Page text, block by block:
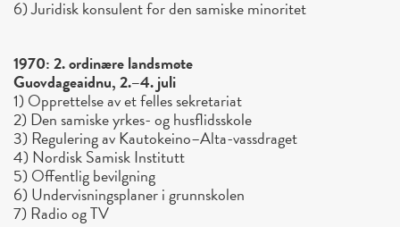
6) Juridisk konsulent for den samiske minoritet
1970: 2. ordinære landsmøte
Guovdageaidnu, 2.–4. juli
1) Opprettelse av et felles sekretariat
2) Den samiske yrkes- og husflidsskole
3) Regulering av Kautokeino–Alta-vassdraget
4) Nordisk Samisk Institutt
5) Offentlig bevilgning
6) Undervisningsplaner i grunnskolen
7) Radio og TV